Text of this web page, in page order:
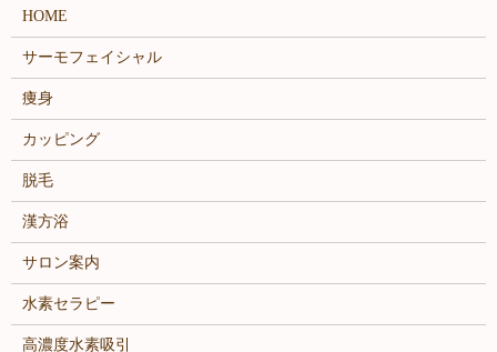
HOME
サーモフェイシャル
痩身
カッピング
脱毛
漢方浴
サロン案内
水素セラピー
高濃度水素吸引